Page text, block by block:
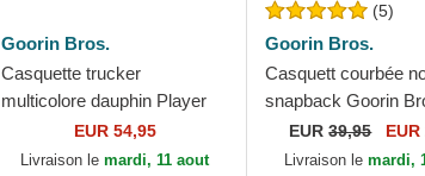
Goorin Bros.
Casquette trucker
multicolore dauphin Player
Dolphin In The Element The
Farm Goorin Bros.
EUR 54,95
Livraison lemardi, 11 aout
(5)
Goorin Bros.
Casquett courbée
snapback Goorin
Dolphin Rizz Rizzky
Bizznizz Great
EUR39,95
Livraison lemardi,